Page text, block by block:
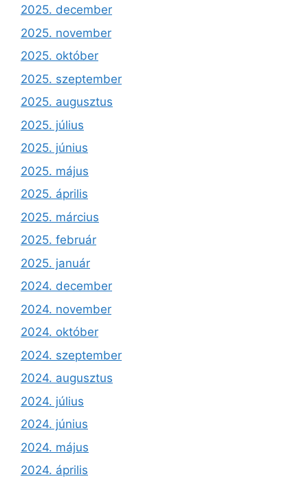
2025. december
2025. november
2025. október
2025. szeptember
2025. augusztus
2025. július
2025. június
2025. május
2025. április
2025. március
2025. február
2025. január
2024. december
2024. november
2024. október
2024. szeptember
2024. augusztus
2024. július
2024. június
2024. május
2024. április